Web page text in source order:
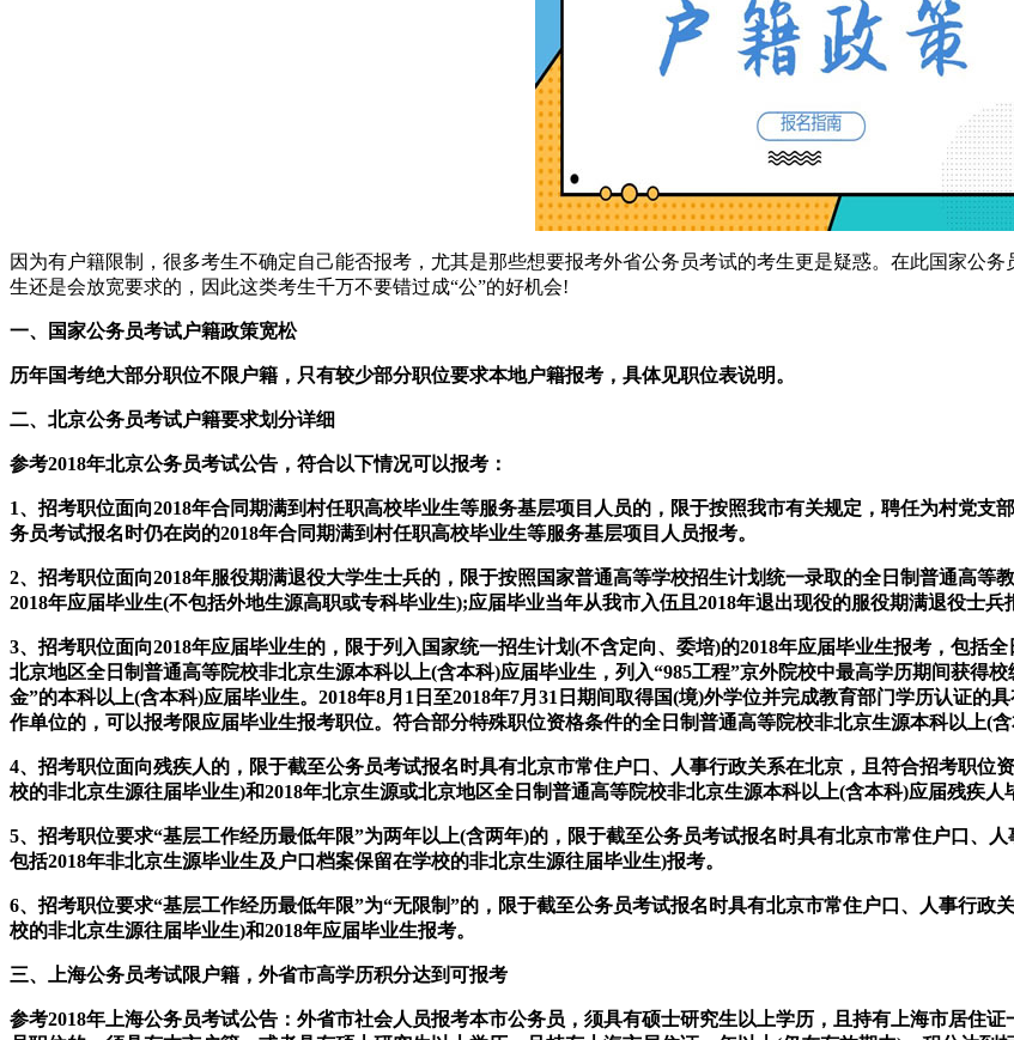
因为有户籍限制，很多考生不确定自己能否报考，尤其是那些想要报考外省公务员考试的考生更是疑惑。在此国家公
生还是会放宽要求的，因此这类考生千万不要错过成“公”的好机会!
一、国家公务员考试户籍政策宽松
历年国考绝大部分职位不限户籍，只有较少部分职位要求本地户籍报考，具体见职位表说明。
二、北京公务员考试户籍要求划分详细
参考2018年北京公务员考试公告，符合以下情况可以报考：
1、招考职位面向2018年合同期满到村任职高校毕业生等服务基层项目人员的，限于按照我市有关规定，聘任为村党
务员考试报名时仍在岗的2018年合同期满到村任职高校毕业生等服务基层项目人员报考。
2、招考职位面向2018年服役期满退役大学生士兵的，限于按照国家普通高等学校招生计划统一录取的全日制普通高
2018年应届毕业生(不包括外地生源高职或专科毕业生);应届毕业当年从我市入伍且2018年退出现役的服役期满退役士兵
3、招考职位面向2018年应届毕业生的，限于列入国家统一招生计划(不含定向、委培)的2018年应届毕业生报考，包括
北京地区全日制普通高等院校非北京生源本科以上(含本科)应届毕业生，列入“985工程”京外院校中最高学历期间获得
金”的本科以上(含本科)应届毕业生。2018年8月1日至2018年7月31日期间取得国(境)外学位并完成教育部门学历认证
作单位的，可以报考限应届毕业生报考职位。符合部分特殊职位资格条件的全日制普通高等院校非北京生源本科以上(
4、招考职位面向残疾人的，限于截至公务员考试报名时具有北京市常住户口、人事行政关系在北京，且符合招考职位
校的非北京生源往届毕业生)和2018年北京生源或北京地区全日制普通高等院校非北京生源本科以上(含本科)应届残疾人
5、招考职位要求“基层工作经历最低年限”为两年以上(含两年)的，限于截至公务员考试报名时具有北京市常住户口、
包括2018年非北京生源毕业生及户口档案保留在学校的非北京生源往届毕业生)报考。
6、招考职位要求“基层工作经历最低年限”为“无限制”的，限于截至公务员考试报名时具有北京市常住户口、人事行政
校的非北京生源往届毕业生)和2018年应届毕业生报考。
三、上海公务员考试限户籍，外省市高学历积分达到可报考
参考2018年上海公务员考试公告：外省市社会人员报考本市公务员，须具有硕士研究生以上学历，且持有上海市居住